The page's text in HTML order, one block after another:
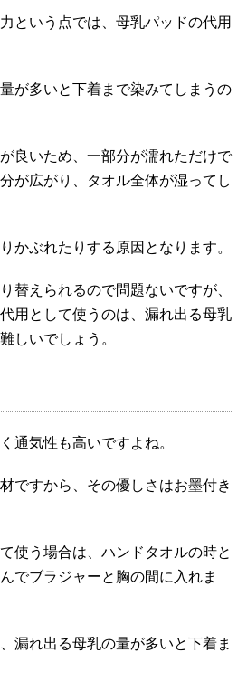
という点では、母乳パッドの代用
が多いと下着まで染みてしまうの
良いため、一部分が濡れただけで
が広がり、タオル全体が湿ってし
かぶれたりする原因となります。
替えられるので問題ないですが、
用として使うのは、漏れ出る母乳
しいでしょう。
通気性も高いですよね。
ですから、その優しさはお墨付き
使う場合は、ハンドタオルの時と
でブラジャーと胸の間に入れま
漏れ出る母乳の量が多いと下着ま